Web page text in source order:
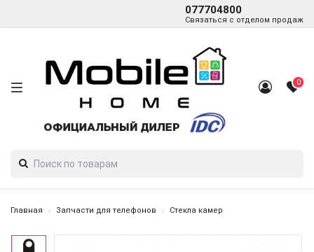
077704800
Связаться с отделом продаж
0
Главная Запчасти для телефонов Стекла камер